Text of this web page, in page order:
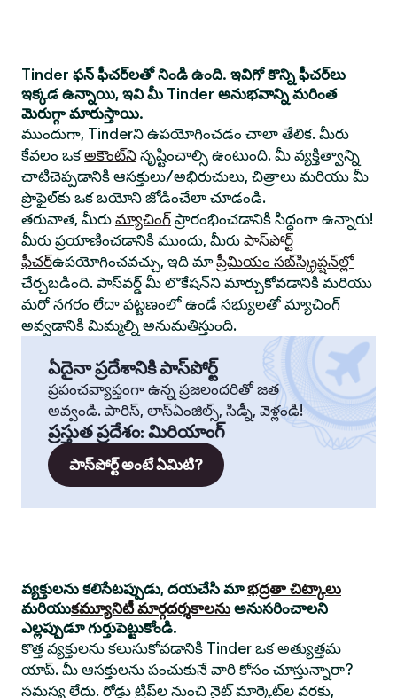
Tinder ఫన్ ఫీచర్‌లతో నిండి ఉంది. ఇవిగో కొన్ని ఫీచర్‌లు
ఇక్కడ ఉన్నాయి, ఇవి మీ Tinder అనుభవాన్ని మరింత
మెరుగ్గా మారుస్తాయి.
ముందుగా, Tinderని ఉపయోగించడం చాలా తేలిక. మీరు
కేవలం ఒకఅకౌంట్‌ని సృష్టించాల్సి ఉంటుంది. మీ వ్యక్తిత్వాన్ని
చాటిచెప్పడానికి ఆసక్తులు/అభిరుచులు, చిత్రాలు మరియు మీ
ప్రొఫైల్‌కు ఒక బయోని జోడించేలా చూడండి.
తరువాత, మీరు మ్యాచింగ్ ప్రారంభించడానికి సిద్ధంగా ఉన్నారు!
మీరు ప్రయాణించడానికి ముందు, మీరు పాస్‌పోర్ట్
ఫీచర్ఉపయోగించవచ్చు, ఇది మాప్రీమియం సబ్‌స్క్రిప్షన్‌ల్లో
చేర్చబడింది. పాస్‌వర్డ్ మీ లొకేషన్‌ని మార్చుకోవడానికి మరియు
మరో నగరం లేదా పట్టణంలో ఉండే సభ్యులతో మ్యాచింగ్
అవ్వడానికి మిమ్మల్ని అనుమతిస్తుంది.
ఏదైనా ప్రదేశానికి పాస్‌పోర్ట్
ప్రపంచవ్యాప్తంగా ఉన్న ప్రజలందరితో జత
అవ్వండి. పారిస్, లాస్‌ఏంజిల్స్, సిడ్నీ, వెళ్లండి!
ప్రస్తుత ప్రదేశం: మిరియాంగ్
పాస్‌పోర్ట్ అంటే ఏమిటి?
వ్యక్తులను కలిసేటప్పుడు, దయచేసి మాభద్రతా చిట్కాలు
మరియుకమ్యూనిటీ మార్గదర్శకాలను అనుసరించాలని
ఎల్లప్పుడూ గుర్తుపెట్టుకోండి.
కొత్త వ్యక్తులను కలుసుకోవడానికి Tinder ఒక అత్యుత్తమ
యాప్. మీ ఆసక్తులను పంచుకునే వారి కోసం చూస్తున్నారా?
సమస్య లేదు. రోడ్డు ట్రిప్‌ల నుంచి నైట్ మార్కెట్‌ల వరకు,